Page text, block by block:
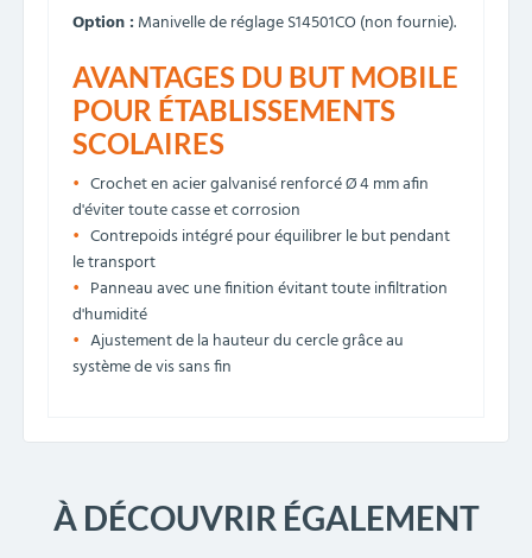
Option : Manivelle de réglage S14501CO (non fournie).
AVANTAGES DU BUT MOBILE
POUR ÉTABLISSEMENTS
SCOLAIRES
Crochet en acier galvanisé renforcé Ø 4 mm afin
d'éviter toute casse et corrosion
Contrepoids intégré pour équilibrer le but pendant
le transport
Panneau avec une finition évitant toute infiltration
d'humidité
Ajustement de la hauteur du cercle grâce au
système de vis sans fin
À DÉCOUVRIR ÉGALEMENT